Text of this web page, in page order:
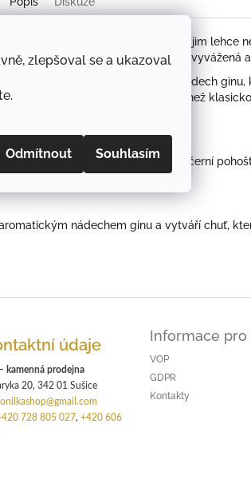
zlepšoval se a ukazoval
Odmítnout Souhlasím
jejich přirozenou chuť a dodá jim lehce
přeslazená, ale naopak krásně vyvážená
sladké maliny, potom jemný nádech ginu,
nové chutě a hledají něco víc než
výraznější chutí. Skvěle doplní i večerní
nádechem ginu a vytváří chuť,
údaje
kamenná prodejna
20, 342 01 Sušice
728 805 027, +420 606
Informace pro
VOP
GDPR
Kontakty